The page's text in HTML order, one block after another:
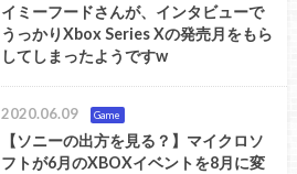
イミーフードさんが、インタビューで
うっかりXbox Series Xの発売月をもら
してしまったようですw
2020.06.09 Game
【ソニーの出方を見る？】マイクロソ
フトが6月のXBOXイベントを8月に変